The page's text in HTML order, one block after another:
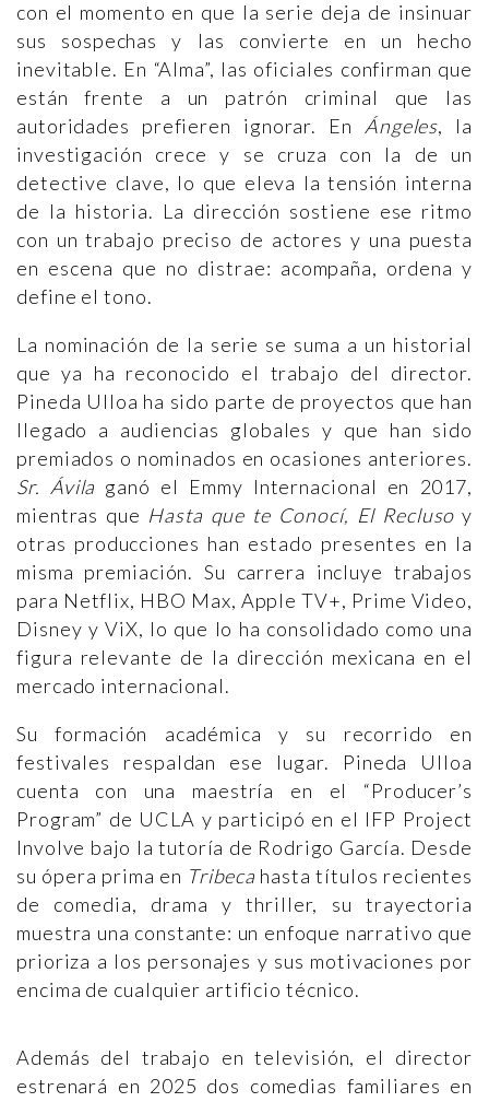
con el momento en que la serie deja de insinuar
sus sospechas y las convierte en un hecho
inevitable. En “Alma”, las oficiales confirman que
están frente a un patrón criminal que las
autoridades prefieren ignorar. En Ángeles, la
investigación crece y se cruza con la de un
detective clave, lo que eleva la tensión interna
de la historia. La dirección sostiene ese ritmo
con un trabajo preciso de actores y una puesta
en escena que no distrae: acompaña, ordena y
define el tono.
La nominación de la serie se suma a un historial
que ya ha reconocido el trabajo del director.
Pineda Ulloa ha sido parte de proyectos que han
llegado a audiencias globales y que han sido
premiados o nominados en ocasiones anteriores.
Sr. Ávila ganó el Emmy Internacional en 2017,
mientras que Hasta que te Conocí, El Recluso y
otras producciones han estado presentes en la
misma premiación. Su carrera incluye trabajos
para Netflix, HBO Max, Apple TV+, Prime Video,
Disney y ViX, lo que lo ha consolidado como una
figura relevante de la dirección mexicana en el
mercado internacional.
Su formación académica y su recorrido en
festivales respaldan ese lugar. Pineda Ulloa
cuenta con una maestría en el “Producer’s
Program” de UCLA y participó en el IFP Project
Involve bajo la tutoría de Rodrigo García. Desde
su ópera prima en Tribeca hasta títulos recientes
de comedia, drama y thriller, su trayectoria
muestra una constante: un enfoque narrativo que
prioriza a los personajes y sus motivaciones por
encima de cualquier artificio técnico.
Además del trabajo en televisión, el director
estrenará en 2025 dos comedias familiares en